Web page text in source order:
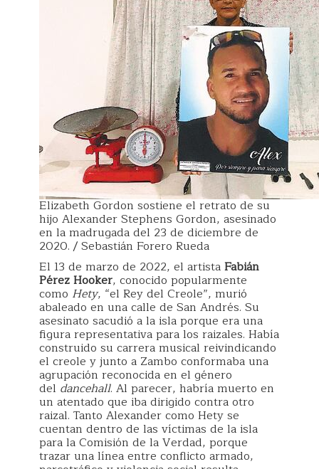
Elizabeth Gordon sostiene el retrato de su
hijo Alexander Stephens Gordon, asesinado
en la madrugada del 23 de diciembre de
2020. / Sebastián Forero Rueda
El 13 de marzo de 2022, el artistaFabián
Pérez Hooker, conocido popularmente
como Hety, “el Rey del Creole”, murió
abaleado en una calle de San Andrés. Su
asesinato sacudió a la isla porque era una
figura representativa para los raizales. Había
construido su carrera musical reivindicando
el creole y junto a Zambo conformaba una
agrupación reconocida en el género
del dancehall. Al parecer, habría muerto en
un atentado que iba dirigido contra otro
raizal. Tanto Alexander como Hety se
cuentan dentro de las víctimas de la isla
para la Comisión de la Verdad, porque
trazar una línea entre conflicto armado,